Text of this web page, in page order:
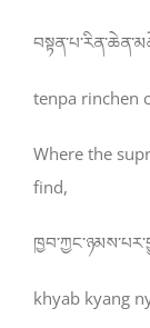
tenpa rinchen
Where the
find,
khyab kyang